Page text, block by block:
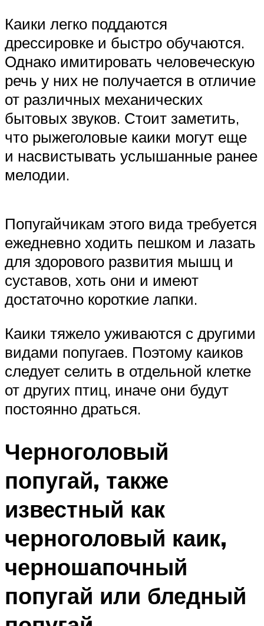
Каики легко поддаются
дрессировке и быстро обучаются.
Однако имитировать человеческую
речь у них не получается в отличие
от различных механических
бытовых звуков. Стоит заметить,
что рыжеголовые каики могут еще
и насвистывать услышанные ранее
мелодии.
Попугайчикам этого вида требуется
ежедневно ходить пешком и лазать
для здорового развития мышц и
суставов, хоть они и имеют
достаточно короткие лапки.
Каики тяжело уживаются с другими
видами попугаев. Поэтому каиков
следует селить в отдельной клетке
от других птиц, иначе они будут
постоянно драться.
Черноголовый
попугай, также
известный как
черноголовый каик,
черношапочный
попугай или бледный